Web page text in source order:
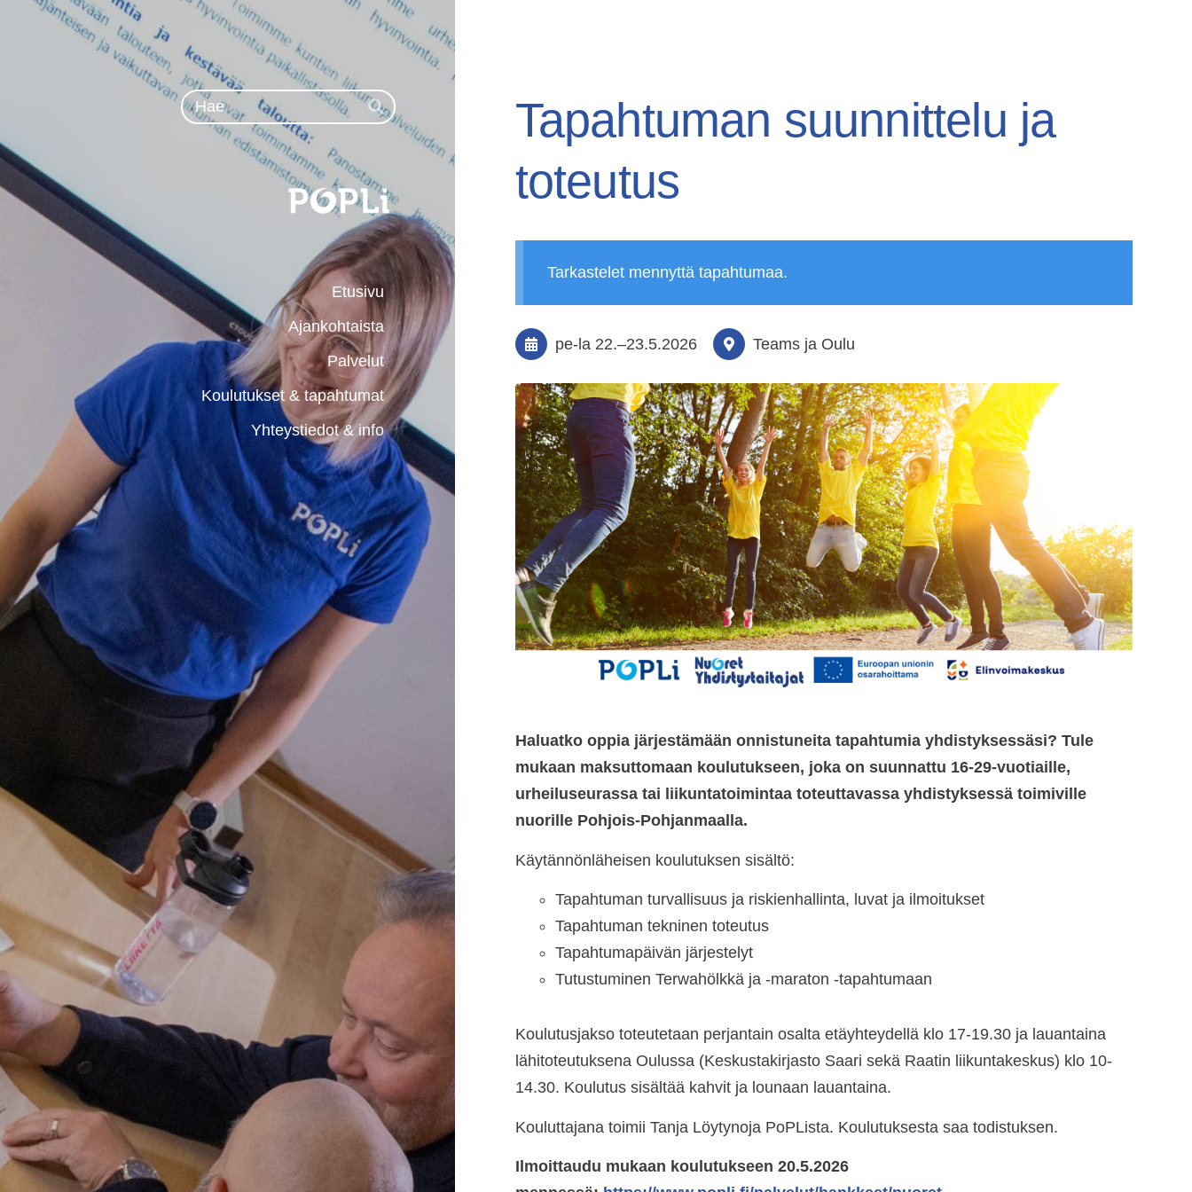
Haku
Hae
Pohjois-Pohjanmaan Liikunta ja Urheilu ry
Etusivu
Ajankohtaista
Palvelut
Koulutukset & tapahtumat
Yhteystiedot & info
Tapahtuman suunnittelu ja
toteutus
Tarkastelet mennyttä tapahtumaa.
pe-la 22.–23.5.2026 Teams ja Oulu
Haluatko oppia järjestämään onnistuneita tapahtumia yhdistyksessäsi? Tule
mukaan maksuttomaan koulutukseen, joka on suunnattu 16-29-vuotiaille,
urheiluseurassa tai liikuntatoimintaa toteuttavassa yhdistyksessä toimiville
nuorille Pohjois-Pohjanmaalla.
Käytännönläheisen koulutuksen sisältö:
Tapahtuman turvallisuus ja riskienhallinta, luvat ja ilmoitukset
Tapahtuman tekninen toteutus
Tapahtumapäivän järjestelyt
Tutustuminen Terwahölkkä ja -maraton -tapahtumaan
Koulutusjakso toteutetaan perjantain osalta etäyhteydellä klo 17-19.30 ja lauantaina
lähitoteutuksena Oulussa (Keskustakirjasto Saari sekä Raatin liikuntakeskus) klo 10-
14.30. Koulutus sisältää kahvit ja lounaan lauantaina.
Kouluttajana toimii Tanja Löytynoja PoPLista. Koulutuksesta saa todistuksen.
Ilmoittaudu mukaan koulutukseen 20.5.2026